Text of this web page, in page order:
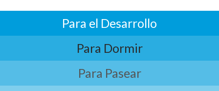
Para el Desarrollo
Para Dormir
Para Pasear